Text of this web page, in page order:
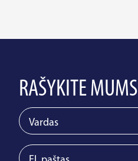
RAŠYKITE MUMS